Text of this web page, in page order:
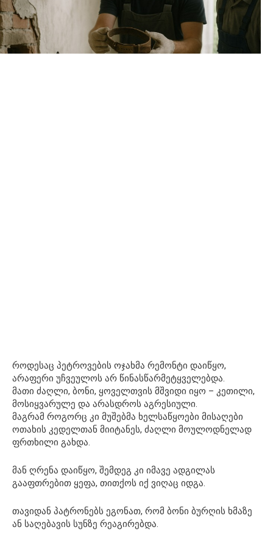
როდესაც პეტროვების ოჯახმა რემონტი დაიწყო,
არაფერი უჩვეულოს არ წინასწარმეტყველებდა.
მათი ძაღლი, ბონი, ყოველთვის მშვიდი იყო – კეთილი,
მოსიყვარულე და არასდროს აგრესიული.
მაგრამ როგორც კი მუშებმა ხელსაწყოები მისაღები
ოთახის კედელთან მიიტანეს, ძაღლი მოულოდნელად
ფრთხილი გახდა.
მან ღრენა დაიწყო, შემდეგ კი იმავე ადგილას
გააფთრებით ყეფა, თითქოს იქ ვიღაც იდგა.
თავიდან პატრონებს ეგონათ, რომ ბონი ბურღის ხმაზე
ან საღებავის სუნზე რეაგირებდა.